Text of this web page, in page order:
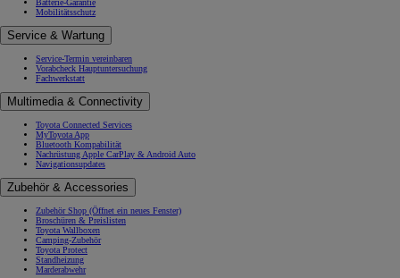
Batterie-Garantie
Mobilitätsschutz
Service & Wartung
Service-Termin vereinbaren
Vorabcheck Hauptuntersuchung
Fachwerkstatt
Multimedia & Connectivity
Toyota Connected Services
MyToyota App
Bluetooth Kompabilität
Nachrüstung Apple CarPlay & Android Auto
Navigationsupdates
Zubehör & Accessories
Zubehör Shop (Öffnet ein neues Fenster)
Broschüren & Preislisten
Toyota Wallboxen
Camping-Zubehör
Toyota Protect
Standheizung
Marderabwehr